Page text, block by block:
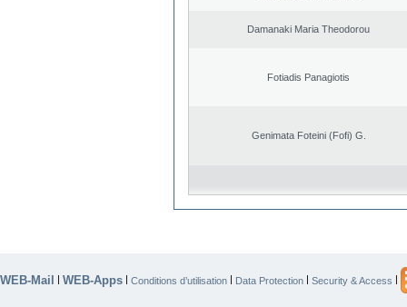
Damanaki Maria Theodorou
Fotiadis Panagiotis
Genimata Foteini (Fofi) G.
WEB-Mail | WEB-Apps | Conditions d’utilisation | Data Protection | Security & Access |